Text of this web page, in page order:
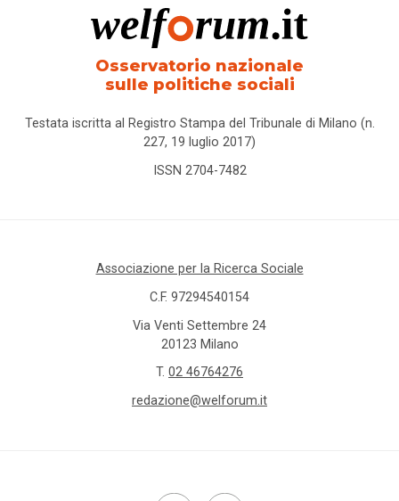
Osservatorio nazionale
sulle politiche sociali
Testata iscritta al Registro Stampa del Tribunale di Milano (n.
227, 19 luglio 2017)
ISSN 2704-7482
Associazione per la Ricerca Sociale
C.F. 97294540154
Via Venti Settembre 24
20123 Milano
T. 02 46764276
redazione@welforum.it